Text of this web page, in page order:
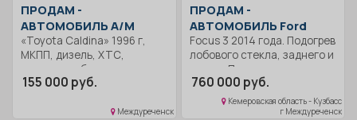
ПРОДАМ -
АВТОМОБИЛЬ А/М
«Toyota Caldina» 1996 г,
МКПП, дизель, ХТС,
возможен обмен.
155 000 руб.
Междуреченск
ПРОДАМ -
АВТОМОБИЛЬ Ford
Focus 3 2014 года. Подогрев
лобового стекла, заднего и
зеркал.Подогрев пер.
сидений.Защита картера
двигателя. Сигнализация с
авто запуском Пробег
760 000 руб.
Кемеровская область - Кузбасс
г Междуреченск